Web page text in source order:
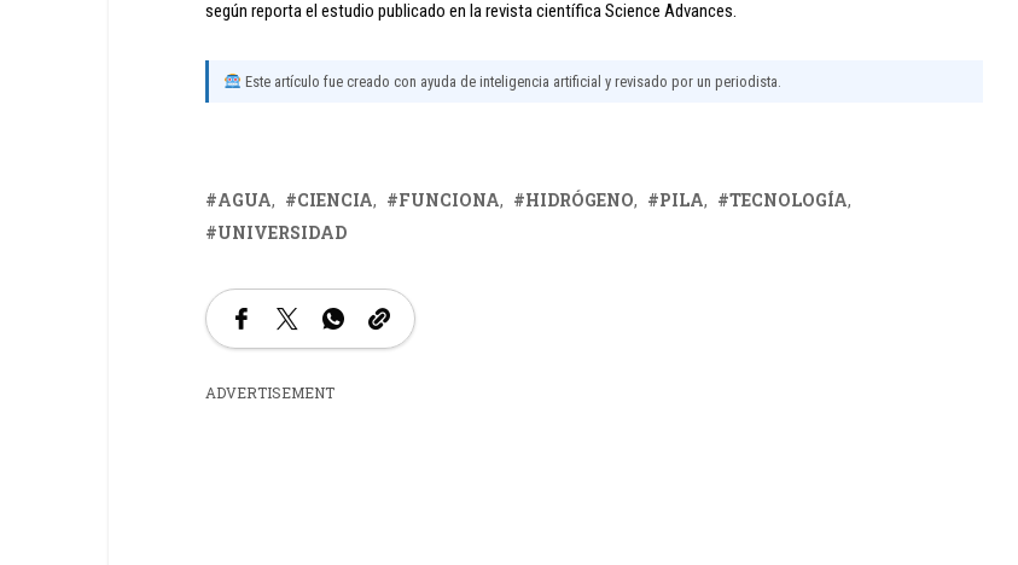
según reporta el estudio publicado en la revista científica Science Advances.
Este artículo fue creado con ayuda de inteligencia artificial y revisado por un periodista.
AGUA CIENCIA FUNCIONA HIDRÓGENO PILA
TECNOLOGÍA
UNIVERSIDAD
ADVERTISEMENT